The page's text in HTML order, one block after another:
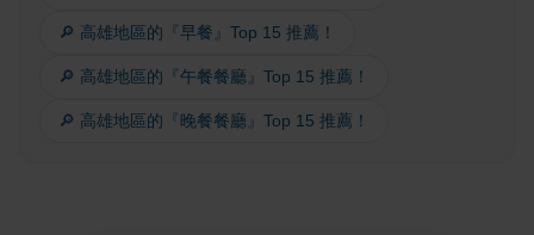
🔎 高雄地區的『早餐』Top 15 推薦！
🔎 高雄地區的『午餐餐廳』Top 15 推薦！
🔎 高雄地區的『晚餐餐廳』Top 15 推薦！